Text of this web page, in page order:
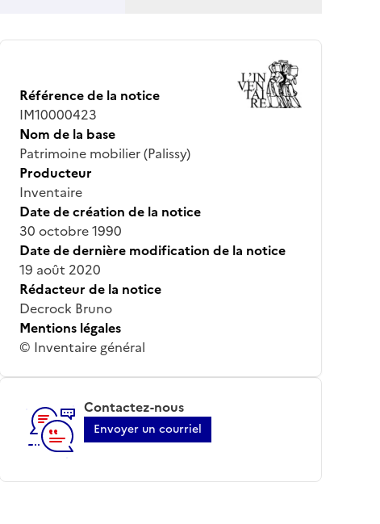
Référence de la notice
IM10000423
Nom de la base
Patrimoine mobilier (Palissy)
Producteur
Inventaire
Date de création de la notice
30 octobre 1990
Date de dernière modification de la notice
19 août 2020
Rédacteur de la notice
Decrock Bruno
Mentions légales
© Inventaire général
Contactez-nous
Envoyer un courriel